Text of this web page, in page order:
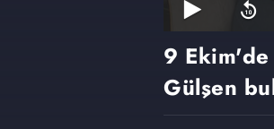
9 Ekim'de
Gülşen